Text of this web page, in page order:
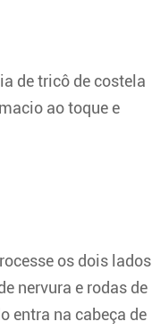
de tricô de costela
ao toque e
os dois lados
nervura e rodas de
entra na cabeça de